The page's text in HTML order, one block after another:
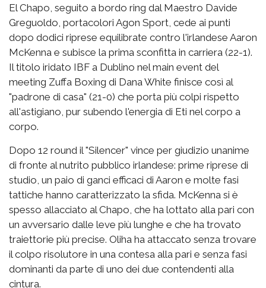
El Chapo, seguito a bordo ring dal Maestro Davide
Greguoldo, portacolori Agon Sport, cede ai punti
dopo dodici riprese equilibrate contro l'irlandese Aaron
McKenna e subisce la prima sconfitta in carriera (22-1).
Il titolo iridato IBF a Dublino nel main event del
meeting Zuffa Boxing di Dana White finisce così al
"padrone di casa" (21-0) che porta più colpi rispetto
all'astigiano, pur subendo l'energia di Eti nel corpo a
corpo.
Dopo 12 round il "Silencer" vince per giudizio unanime
di fronte al nutrito pubblico irlandese: prime riprese di
studio, un paio di ganci efficaci di Aaron e molte fasi
tattiche hanno caratterizzato la sfida. McKenna si è
spesso allacciato al Chapo, che ha lottato alla pari con
un avversario dalle leve più lunghe e che ha trovato
traiettorie più precise. Oliha ha attaccato senza trovare
il colpo risolutore in una contesa alla pari e senza fasi
dominanti da parte di uno dei due contendenti alla
cintura.